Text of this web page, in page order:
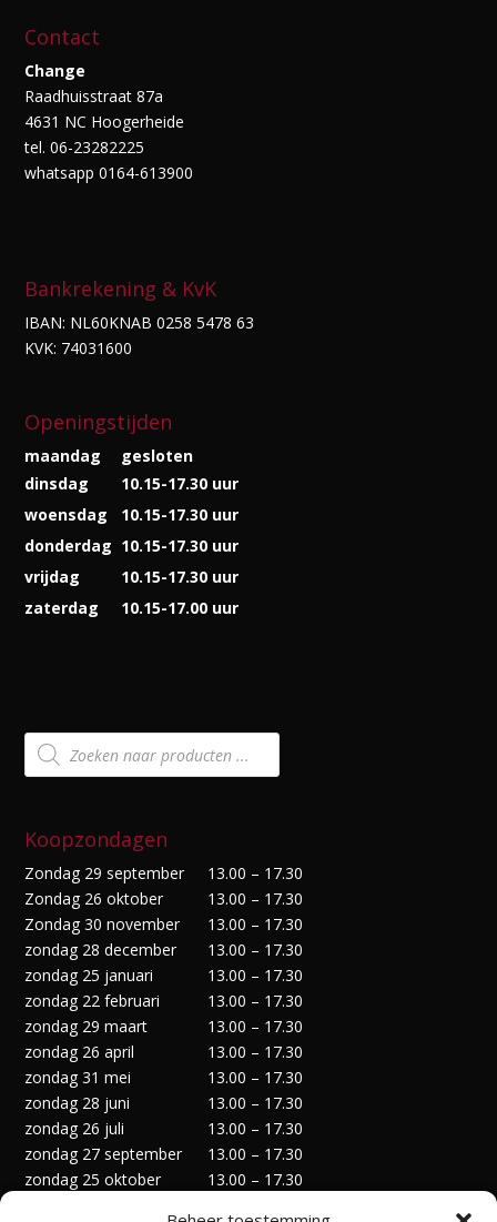
Contact
Change
Raadhuisstraat 87a
4631 NC Hoogerheide
tel. 06-23282225
whatsapp 0164-613900
Bankrekening & KvK
IBAN: NL60KNAB 0258 5478 63
KVK: 74031600
Openingstijden
maandag
gesloten
dinsdag
10.15-17.30 uur
woensdag
10.15-17.30 uur
donderdag 10.15-17.30 uur
vrijdag
10.15-17.30 uur
zaterdag
10.15-17.00 uur
Producten
zoeken
Koopzondagen
Zondag 29 september
13.00 – 17.30
Zondag 26 oktober
13.00 – 17.30
Zondag 30 november
13.00 – 17.30
zondag 28 december
13.00 – 17.30
zondag 25 januari
13.00 – 17.30
zondag 22 februari
13.00 – 17.30
zondag 29 maart
13.00 – 17.30
zondag 26 april
13.00 – 17.30
zondag 31 mei
13.00 – 17.30
zondag 28 juni
13.00 – 17.30
zondag 26 juli
13.00 – 17.30
zondag 27 september
13.00 – 17.30
zondag 25 oktober
13.00 – 17.30